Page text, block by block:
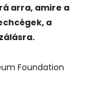
arra, amire a
a
Foundation